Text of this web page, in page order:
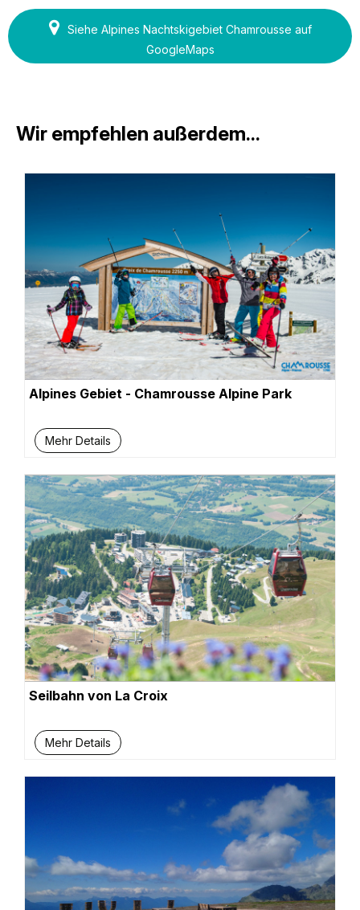
Siehe Alpines Nachtskigebiet Chamrousse auf
GoogleMaps
Wir empfehlen außerdem...
Alpines Gebiet - Chamrousse Alpine Park
Mehr Details
Seilbahn von La Croix
Mehr Details